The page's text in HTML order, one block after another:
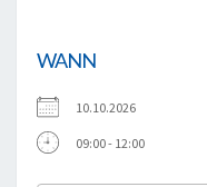
WANN
10.10.2026
09:00 - 12:00